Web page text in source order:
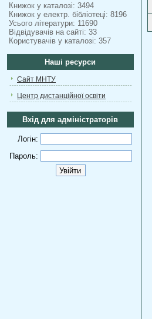
Книжок у каталозі: 3494
Книжок у електр. бібліотеці: 8196
Усього літератури: 11690
Відвідувачів на сайті: 33
Користувачів у каталозі: 357
Наші ресурси
Сайт МНТУ
Центр дистанційної освіти
Вхід для адміністраторів
Логін:
Пароль: